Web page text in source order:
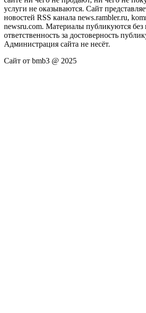
услуги не оказываются. Сайт
новостей RSS канала news.rambler.ru,
newsru.com. Материалы публикуются без
ответственность за достоверность
Администрация сайта не несёт.
Сайт от bmb3 @ 2025